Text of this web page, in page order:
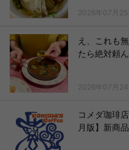
2026年07月25
え、これも
たら絶対頼
2026年07月24
コメダ珈琲
月版】新商